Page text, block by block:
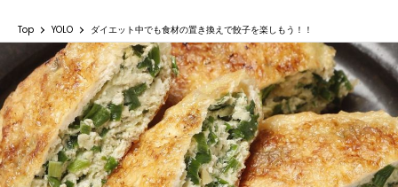
Top YOLO ダイエット中でも食材の置き換えで餃子を楽しもう！！